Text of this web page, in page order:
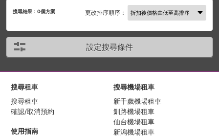
搜尋結果：0個方案 更改排序順序：
設定搜尋條件
搜尋租車
搜尋租車
確認/取消預約
使用指南
搜尋機場租車
新千歲機場租車
釧路機場租車
仙台機場租車
新潟機場租車